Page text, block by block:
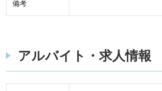
備考
アルバイト・求人情報